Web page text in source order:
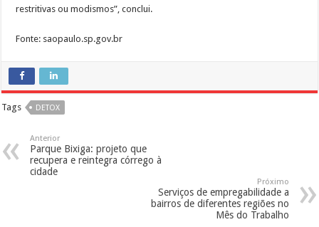
restritivas ou modismos”, conclui.
Fonte: saopaulo.sp.gov.br
Tags DETOX
Anterior
Parque Bixiga: projeto que
recupera e reintegra córrego à
cidade
Próximo
Serviços de empregabilidade a
bairros de diferentes regiões no
Mês do Trabalho